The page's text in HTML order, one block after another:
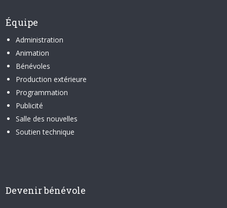
Équipe
Administration
Animation
Bénévoles
Production extérieure
Programmation
Publicité
Salle des nouvelles
Soutien technique
Devenir bénévole